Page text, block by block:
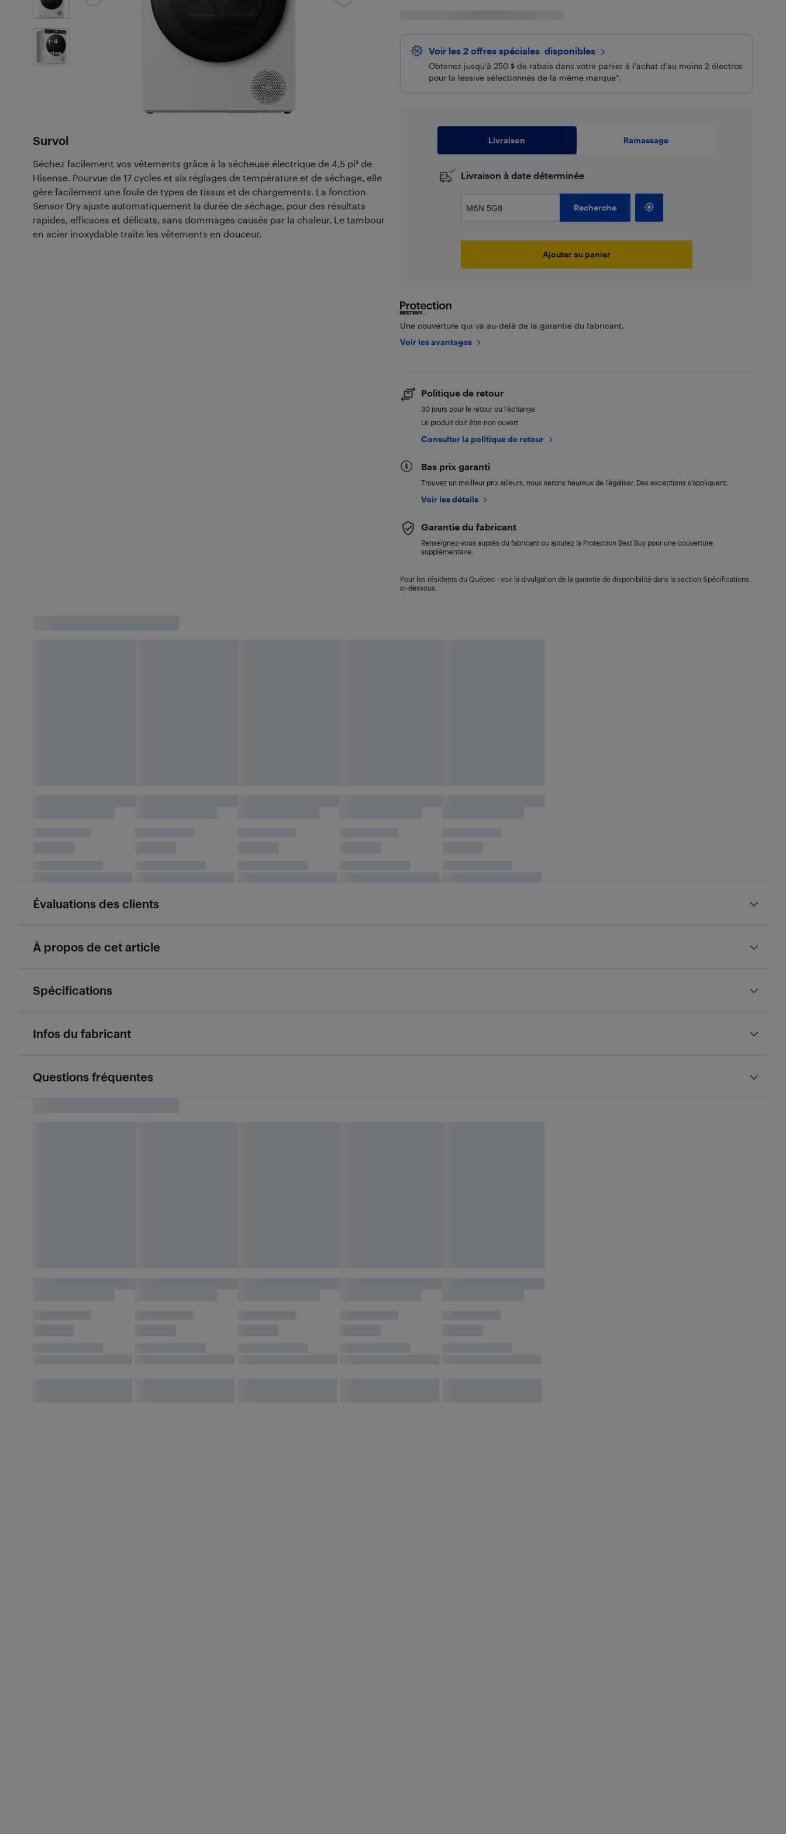
4
Photos
Survol
Séchez facilement vos vêtements grâce à la sécheuse électrique de 4,5 pi³ de
Hisense. Pourvue de 17 cycles et six réglages de température et de séchage, elle
gère facilement une foule de types de tissus et de chargements. La fonction
Sensor Dry ajuste automatiquement la durée de séchage, pour des résultats
rapides, efficaces et délicats, sans dommages causés par la chaleur. Le tambour
en acier inoxydable traite les vêtements en douceur.
Voir les 2 offres spéciales disponibles
Obtenez jusqu'à 250 $ de rabais dans votre panier à l'achat d'au moins 2 électros
pour la lessive sélectionnés de la même marque*.
Livraison Ramassage
​Livraison à date déterminée
Recherche
Ajouter au panier
Une couverture qui va au-delà de la garantie du fabricant.
Voir les avantages
Politique de retour
30 jours pour le retour ou l’échange
Le produit doit être non ouvert
Consulter la politique de retour
Bas prix garanti
Trouvez un meilleur prix ailleurs, nous serons heureux de l’égaliser. Des exceptions s’appliquent.
Voir les détails
Garantie du fabricant
Renseignez-vous auprès du fabricant ou ajoutez la Protection Best Buy pour une couverture
supplémentaire.
Pour les résidents du Québec : voir la divulgation de la garantie de disponibilité dans la section Spécifications
ci-dessous.
Évaluations des clients
À propos de cet article
Spécifications
Infos du fabricant
Questions fréquentes